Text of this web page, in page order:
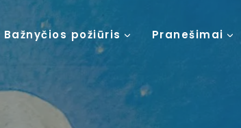
Bažnyčios požiūris Pranešimai